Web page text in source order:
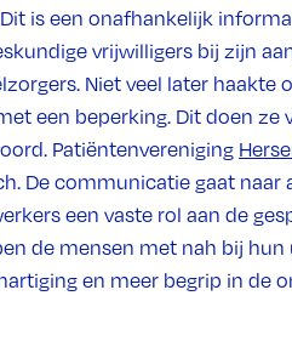
is een onafhankelijk
vrijwilligers bij zijn
Niet veel later haakte
een beperking. Dit doen
Patiëntenvereniging
De communicatie gaat
een vaste rol aan de
de mensen met nah bij
en meer begrip in de